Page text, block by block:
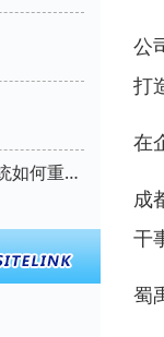
工业厂房屋顶防护的技术革新：SYR系统如何重塑行业标准
公
打
在
成
干
蜀